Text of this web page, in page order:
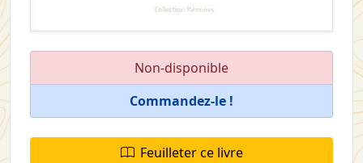
Non-disponible
Commandez-le !
Feuilleter ce livre